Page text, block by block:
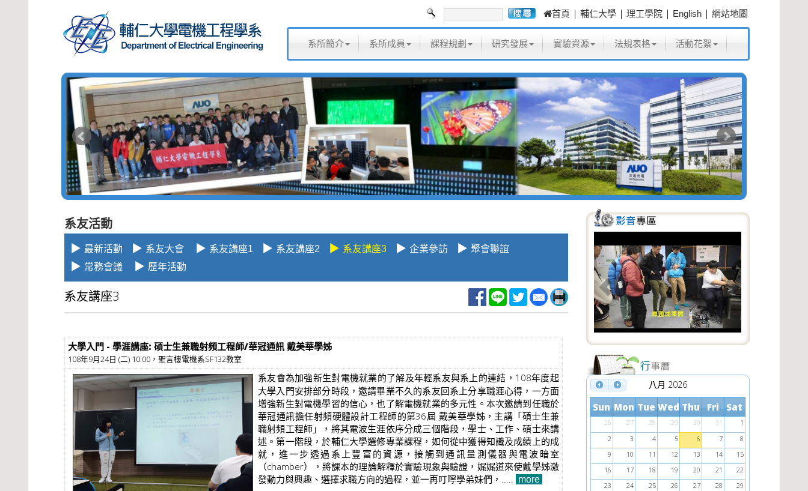
首頁 | 輔仁大學 | 理工學院 | English | 網站地圖
系所簡介 系所成員 課程規劃 研究發展 實驗資源 法規表格 活動花絮
系友活動
▶ 最新活動 ▶ 系友大會 ▶ 系友講座1 ▶ 系友講座2 ▶ 系友講座3 ▶ 企業參訪 ▶ 聚會聯誼
▶ 常務會議 ▶ 歷年活動
系友講座3
大學入門 - 學涯講座: 碩士生兼職射頻工程師/華冠通訊 戴美華學姊
108年9月24日 (二) 10:00，聖言樓電機系SF132教室
系友會為加強新生對電機就業的了解及年輕系友與系上的連結，108年度起
大學入門安排部分時段，邀請畢業不久的系友回系上分享職涯心得，一方面
增強新生對電機學習的信心，也了解電機就業的多元性。本次邀請到任職於
華冠通訊擔任射頻硬體設計工程師的第36屆 戴美華學姊，主講「碩士生兼
職射頻工程師」，將其電波生涯依序分成三個階段，學士、工作、碩士來講
述。第一階段，於輔仁大學選修專業課程，如何從中獲得知識及成績上的成
就，進一步透過系上豐富的資源，接觸到通訊量測儀器與電波暗室
（chamber），將課本的理論解釋於實驗現象與驗證，娓娓道來使戴學姊激
發動力與興趣、選擇求職方向的過程，並一再叮嚀學弟妹們，
more
r
e
v
o
u
s
e
x
t
八月 2026
Sun Mon Tue Wed Thu Fri Sat
26 27 28 29 30 31
1
2
3 4 5 6 7
8
9
10 11 12 13 14
15
16
17 18 19 20 21
22
23
24 25 26 27 28
29